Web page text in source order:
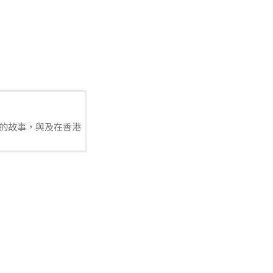
故事，與及在香港